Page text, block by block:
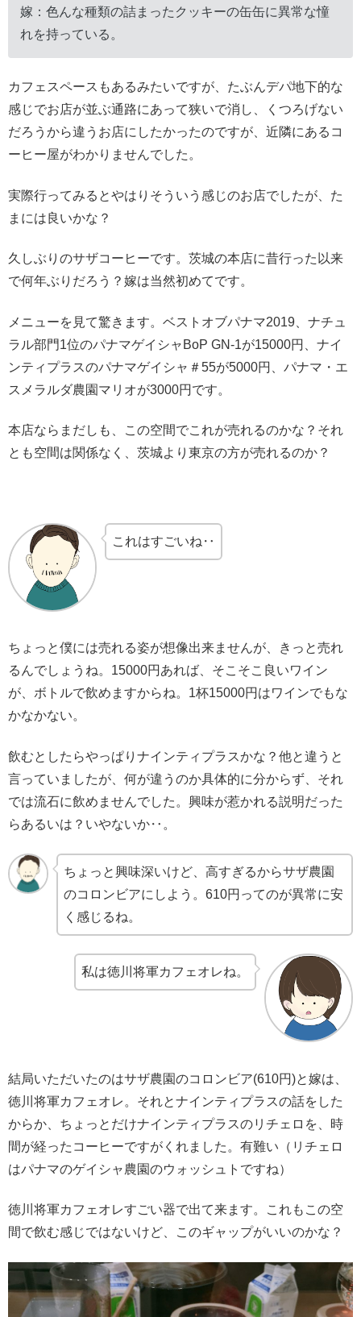
嫁：色んな種類の詰まったクッキーの缶缶に異常な憧
れを持っている。
カフェスペースもあるみたいですが、たぶんデパ地下的な
感じでお店が並ぶ通路にあって狭いで消し、くつろげない
だろうから違うお店にしたかったのですが、近隣にあるコ
ーヒー屋がわかりませんでした。
実際行ってみるとやはりそういう感じのお店でしたが、た
まには良いかな？
久しぶりのサザコーヒーです。茨城の本店に昔行った以来
で何年ぶりだろう？嫁は当然初めてです。
メニューを見て驚きます。ベストオブパナマ2019、ナチュ
ラル部門1位のパナマゲイシャBoP GN-1が15000円、ナイ
ンティプラスのパナマゲイシャ＃55が5000円、パナマ・エ
スメラルダ農園マリオが3000円です。
本店ならまだしも、この空間でこれが売れるのかな？それ
とも空間は関係なく、茨城より東京の方が売れるのか？
これはすごいね‥
ちょっと僕には売れる姿が想像出来ませんが、きっと売れ
るんでしょうね。15000円あれば、そこそこ良いワイン
が、ボトルで飲めますからね。1杯15000円はワインでもな
かなかない。
飲むとしたらやっぱりナインティプラスかな？他と違うと
言っていましたが、何が違うのか具体的に分からず、それ
では流石に飲めませんでした。興味が惹かれる説明だった
らあるいは？いやないか‥。
ちょっと興味深いけど、高すぎるからサザ農園
のコロンビアにしよう。610円ってのが異常に安
く感じるね。
私は徳川将軍カフェオレね。
結局いただいたのはサザ農園のコロンビア(610円)と嫁は、
徳川将軍カフェオレ。それとナインティプラスの話をした
からか、ちょっとだけナインティプラスのリチェロを、時
間が経ったコーヒーですがくれました。有難い（リチェロ
はパナマのゲイシャ農園のウォッシュトですね）
徳川将軍カフェオレすごい器で出て来ます。これもこの空
間で飲む感じではないけど、このギャップがいいのかな？